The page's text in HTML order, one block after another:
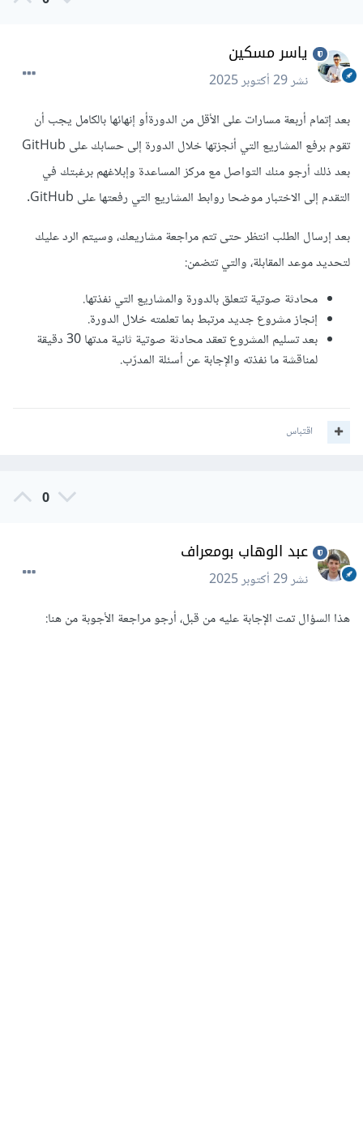
ياسر مسكين
نشر29 أكتوبر 2025
بعد إتمام أربعة مسارات على الأقل من الدورةأو إنهائها بالكامل يجب أن
تقوم برفع المشاريع التي أنجزتها خلال الدورة إلى حسابك على GitHub
بعد ذلك أرجو منك التواصل مع مركز المساعدة وإبلاغهم برغبتك في
التقدم إلى الاختبار موضحا روابط المشاريع التي رفعتها على GitHub.
بعد إرسال الطلب انتظر حتى تتم مراجعة مشاريعك، وسيتم الرد عليك
لتحديد موعد المقابلة، والتي تتضمن:
محادثة صوتية تتعلق بالدورة والمشاريع التي نفذتها.
إنجاز مشروع جديد مرتبط بما تعلمته خلال الدورة.
بعد تسليم المشروع تعقد محادثة صوتية ثانية مدتها 30 دقيقة
لمناقشة ما نفذته والإجابة عن أسئلة المدرّب.
اقتباس
0
عبد الوهاب بومعراف
نشر29 أكتوبر 2025
هذا السؤال تمت الإجابة عليه من قبل، أرجو مراجعة الأجوبة من هنا: